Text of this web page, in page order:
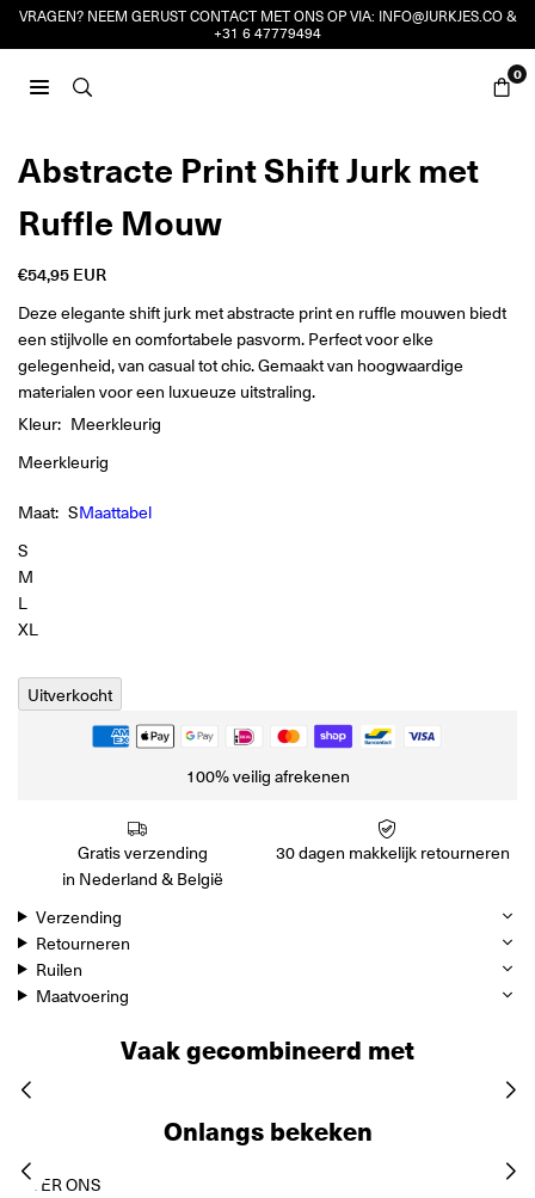
VRAGEN? NEEM GERUST CONTACT MET ONS OP VIA: INFO@JURKJES.CO&
+31 6 47779494
0
Abstracte Print Shift Jurk met
Ruffle Mouw
Reguliere
prijs
€54,95 EUR
Deze elegante shift jurk met abstracte print en ruffle mouwen biedt
een stijlvolle en comfortabele pasvorm. Perfect voor elke
gelegenheid, van casual tot chic. Gemaakt van hoogwaardige
materialen voor een luxueuze uitstraling.
Kleur: Meerkleurig
Meerkleurig
Maat: SMaattabel
S
M
L
XL
Uitverkocht
100% veilig afrekenen
Gratis verzending
in Nederland & België
30 dagen makkelijk retourneren
Verzending
Retourneren
Ruilen
Maatvoering
Vaak gecombineerd met
Onlangs bekeken
OVER ONS